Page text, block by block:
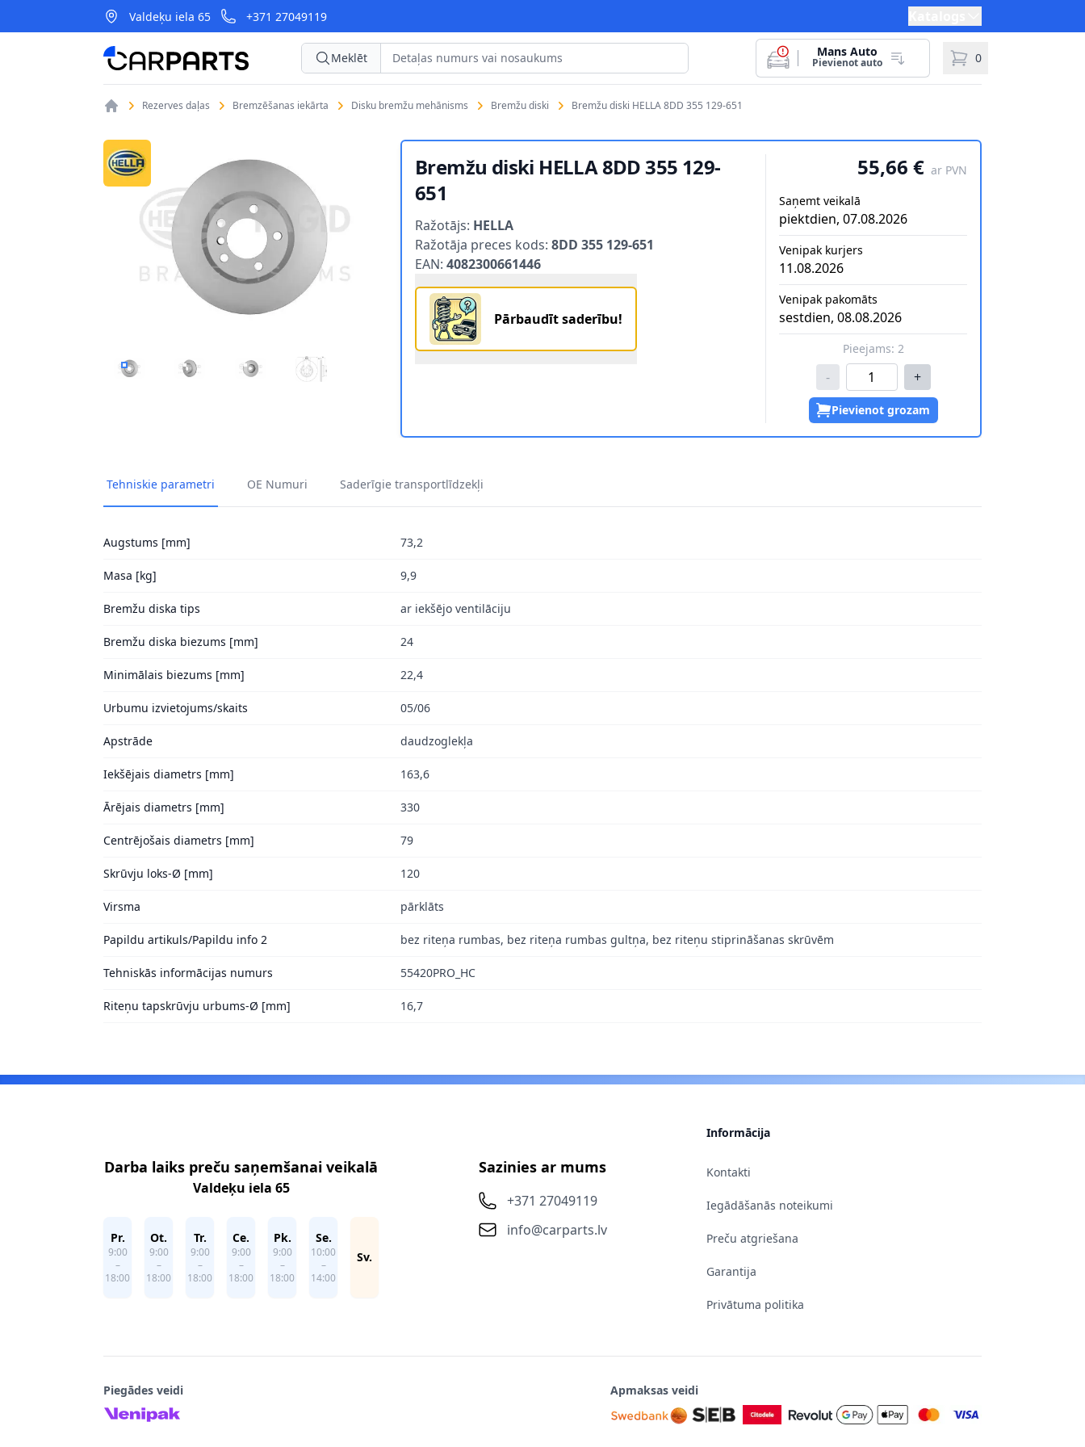
Valdeķu iela 65 +371 27049119
CarParts Meklēt Mans Auto
Pievienot auto 0
Rezerves daļas Bremzēšanas iekārta Disku bremžu mehānisms Bremžu diski Bremžu diski HELLA 8DD 355 129-651
BREMŽU DISKI HELLA 8DD 355 129-651 1
BREMŽU DISKI HELLA 8DD 355 129-651 2
BREMŽU DISKI HELLA 8DD 355 129-651 3
BREMŽU DISKI HELLA 8DD 355 129-651 4
Bremžu diski HELLA 8DD 355 129-
651
Ražotājs: HELLA
Ražotāja preces kods: 8DD 355 129-651
EAN: 4082300661446
Pārbaudīt saderību!
55,66 € ar PVN
Saņemt veikalā
piektdien, 07.08.2026
Venipak kurjers
11.08.2026
Venipak pakomāts
sestdien, 08.08.2026
Pieejams: 2
- +
Pievienot grozam
Tehniskie parametri OE Numuri Saderīgie transportlīdzekļi
Augstums [mm] 73,2
Masa [kg] 9,9
Bremžu diska tips ar iekšējo ventilāciju
Bremžu diska biezums [mm] 24
Minimālais biezums [mm] 22,4
Urbumu izvietojums/skaits 05/06
Apstrāde daudzoglekļa
Iekšējais diametrs [mm] 163,6
Ārējais diametrs [mm] 330
Centrējošais diametrs [mm] 79
Skrūvju loks-Ø [mm] 120
Virsma pārklāts
Papildu artikuls/Papildu info 2 bez riteņa rumbas, bez riteņa rumbas gultņa, bez riteņu stiprināšanas skrūvēm
Tehniskās informācijas numurs 55420PRO_HC
Riteņu tapskrūvju urbums-Ø [mm] 16,7
Darba laiks preču saņemšanai veikalā
Valdeķu iela 65
Pr.
9:00
–
18:00
Ot.
9:00
–
18:00
Tr.
9:00
–
18:00
Ce.
9:00
–
18:00
Pk.
9:00
–
18:00
Se.
10:00
–
14:00
Sv.
Sazinies ar mums
+371 27049119
info@carparts.lv
Informācija
Kontakti
Iegādāšanās noteikumi
Preču atgriešana
Garantija
Privātuma politika
Piegādes veidi Apmaksas veidi